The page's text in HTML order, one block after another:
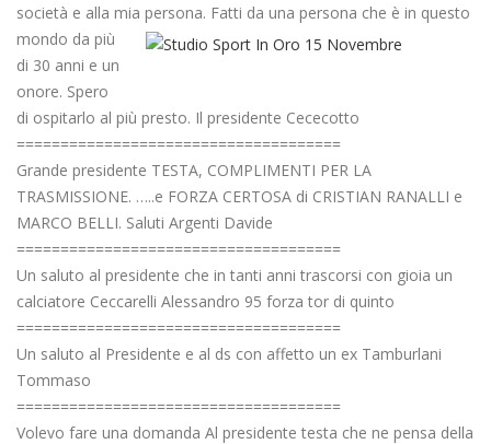
società e alla mia persona. Fatti da una persona che è in questo
mondo da più
di 30 anni e un
onore. Spero
di ospitarlo al più presto. Il presidente Cececotto
=====================================
Grande presidente TESTA, COMPLIMENTI PER LA
TRASMISSIONE. …..e FORZA CERTOSA di CRISTIAN RANALLI e
MARCO BELLI. Saluti Argenti Davide
=====================================
Un saluto al presidente che in tanti anni trascorsi con gioia un
calciatore Ceccarelli Alessandro 95 forza tor di quinto
=====================================
Un saluto al Presidente e al ds con affetto un ex Tamburlani
Tommaso
=====================================
Volevo fare una domanda Al presidente testa che ne pensa della